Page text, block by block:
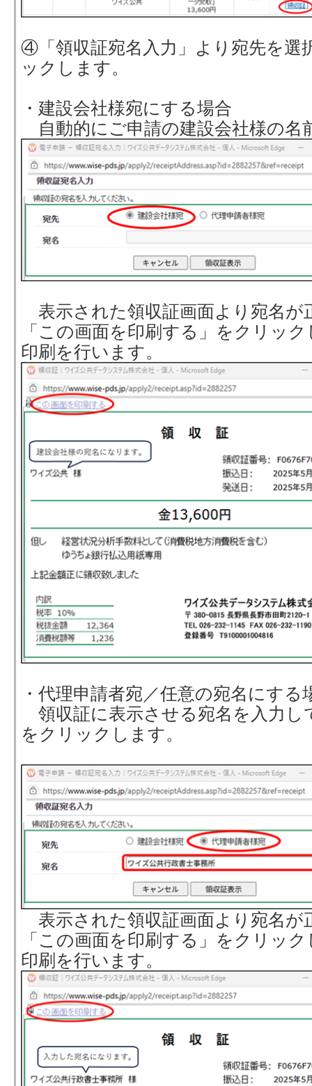
④「領収証宛名入力」より宛先を選
ックします。
・建設会社様宛にする場合
自動的にご申請の建設会社様の名
表示された領収証画面より宛名が
「この画面を印刷する」をクリッ
印刷を行います。
・代理申請者宛／任意の宛名にする
領収証に表示させる宛名を入力し
をクリックします。
表示された領収証画面より宛名が
「この画面を印刷する」をクリッ
印刷を行います。